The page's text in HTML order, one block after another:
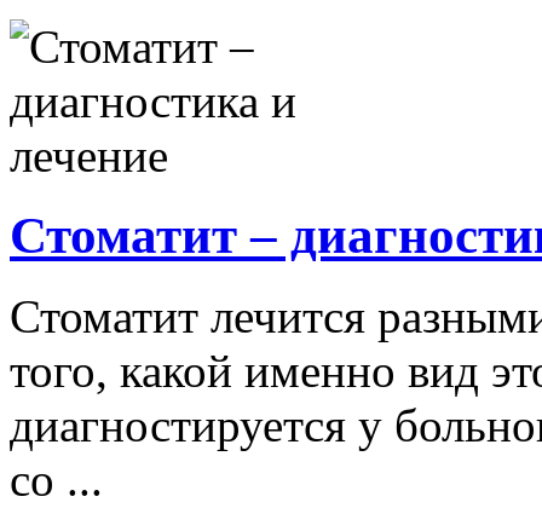
Стоматит –
Стоматит лечится
того, какой именно вид
диагностируется у
со ...